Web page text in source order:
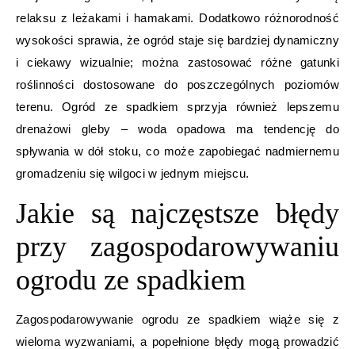
relaksu z leżakami i hamakami. Dodatkowo różnorodność
wysokości sprawia, że ogród staje się bardziej dynamiczny
i ciekawy wizualnie; można zastosować różne gatunki
roślinności dostosowane do poszczególnych poziomów
terenu. Ogród ze spadkiem sprzyja również lepszemu
drenażowi gleby – woda opadowa ma tendencję do
spływania w dół stoku, co może zapobiegać nadmiernemu
gromadzeniu się wilgoci w jednym miejscu.
Jakie są najczęstsze błędy
przy zagospodarowywaniu
ogrodu ze spadkiem
Zagospodarowywanie ogrodu ze spadkiem wiąże się z
wieloma wyzwaniami, a popełnione błędy mogą prowadzić